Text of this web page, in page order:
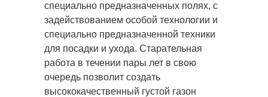
специально предназначенных полях, с
задействованием особой технологии и
специально предназначенной техники
для посадки и ухода. Старательная
работа в течении пары лет в свою
очередь позволит создать
высококачественный густой газон